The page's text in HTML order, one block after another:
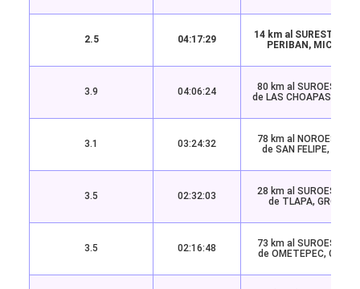
2.5 04:17:29
14 km al SURESTE de
PERIBAN, MICH
3.9 04:06:24
80 km al SUROESTE
de LAS CHOAPAS, VER
3.1 03:24:32
78 km al NOROESTE
de SAN FELIPE, BC
3.5 02:32:03
28 km al SUROESTE
de TLAPA, GRO
3.5 02:16:48
73 km al SUROESTE
de OMETEPEC, GRO